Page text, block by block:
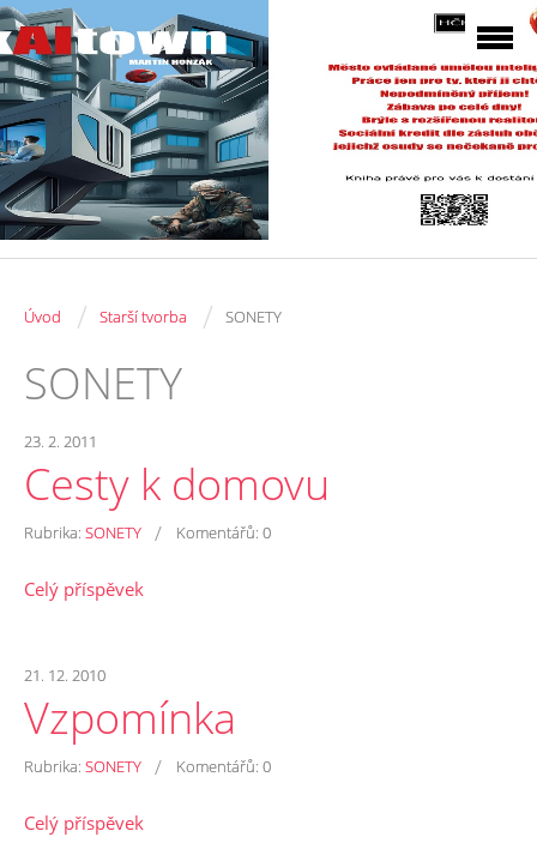
Úvod / Starší tvorba / SONETY
SONETY
23. 2. 2011
Cesty k domovu
Rubrika: SONETY / Komentářů: 0
Celý příspěvek
21. 12. 2010
Vzpomínka
Rubrika: SONETY / Komentářů: 0
Celý příspěvek